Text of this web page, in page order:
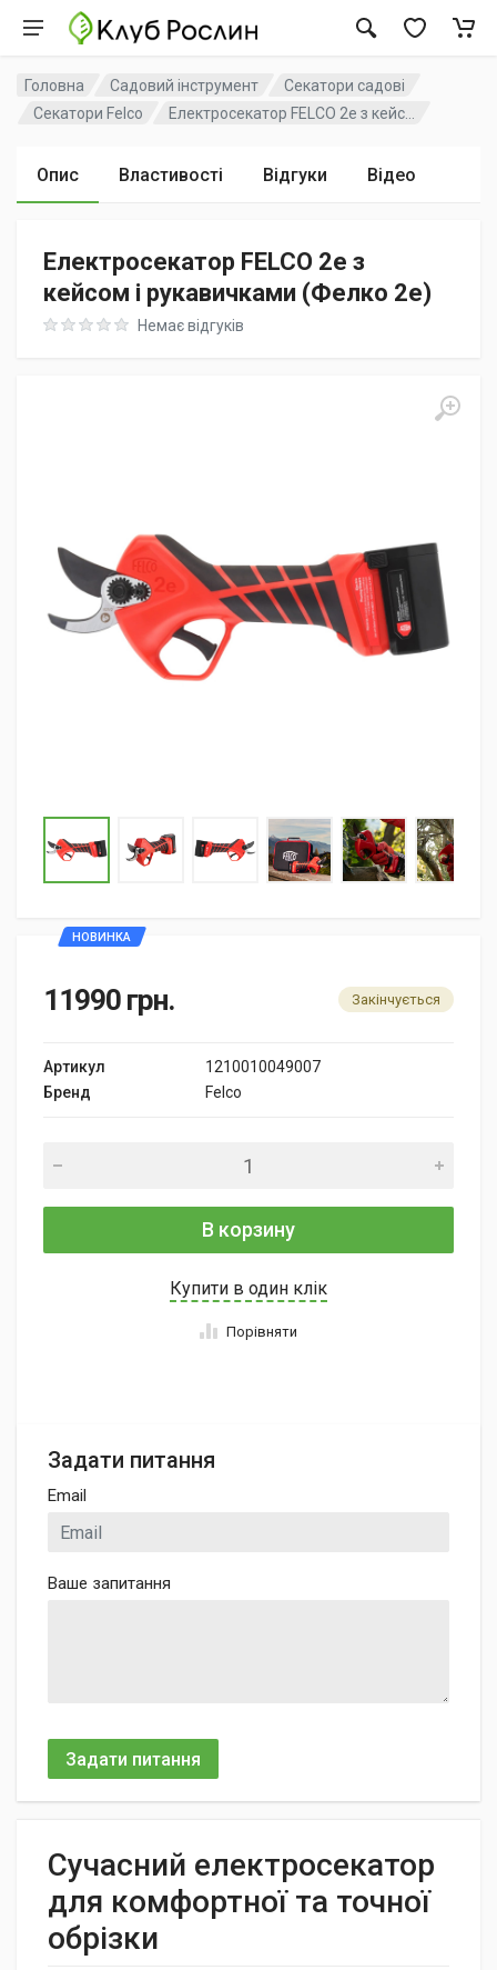
Головна Садовий інструмент
Секатори садові
Секатори Felco
Електросекатор FELCO 2e з кейс...
Опис Властивості Відгуки Відео
Електросекатор FELCO 2e з
кейсом і рукавичками (Фелко 2е)
Rating: 0 out of 5Немає відгуків
НОВИНКА
11990 грн. Закінчується
Артикул
1210010049007
Бренд
Felco
В корзину
Купити в один клік
Порівняти
Задати питання
Email
Ваше запитання
Задати питання
Сучасний електросекатор
для комфортної та точної
обрізки